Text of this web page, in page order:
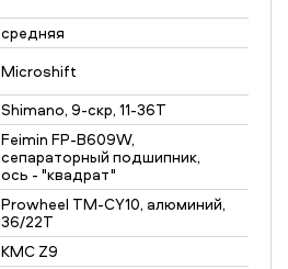
средняя
Microshift
Shimano, 9-скр, 11-36T
Feimin FP-B609W,
сепараторный подшипник,
ось - "квадрат"
Prowheel TM-CY10, алюминий,
36/22T
KMC Z9